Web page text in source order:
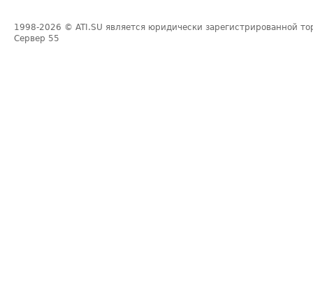
1998-2026 © ATI.SU является юридически зарегистрированной
Сервер 55